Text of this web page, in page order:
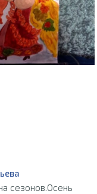
сезонов.Осень